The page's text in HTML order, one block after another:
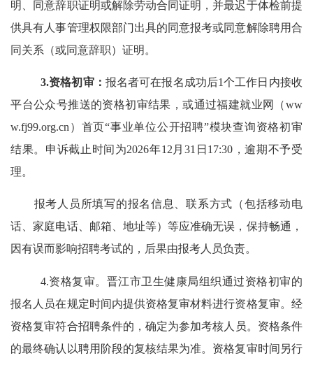
明、同意辞职证明或解除劳动合同证明，并最迟于体检前提
供具有人事管理权限部门出具的同意报考或同意解除聘用合
同关系（或同意辞职）证明。
3.资格初审： 报名者可在报名成功后1个工作日内接收
平台公众号推送的资格初审结果，或通过福建就业网（ww
w.fj99.org.cn ）首页“事业单位公开招聘”模块查询资格初审
结果。申诉截止时间为2026年12 月 31 日 17:30，逾期不予受
理。
报考人员所填写的报名信息、联系方式（包括移动电
话、家庭电话、邮箱、地址等）等应准确无误，保持畅通，
因有误而影响招聘考试的，后果由报考人员负责。
4.资格复审。 晋江市卫生健康局组织通过资格初审的
报名人员在规定时间内提供资格复审材料进行资格复审。 经
资格复审符合招聘条件的，确定为参加考核人员。资格条件
的最终确认以聘用阶段的复核结果为准。 资格复审时间另行